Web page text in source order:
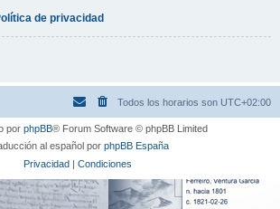
de privacidad
Todos los horarios son UTC+02:00
por phpBB® Forum Software © phpBB Limited
al español por phpBB España
Privacidad | Condiciones